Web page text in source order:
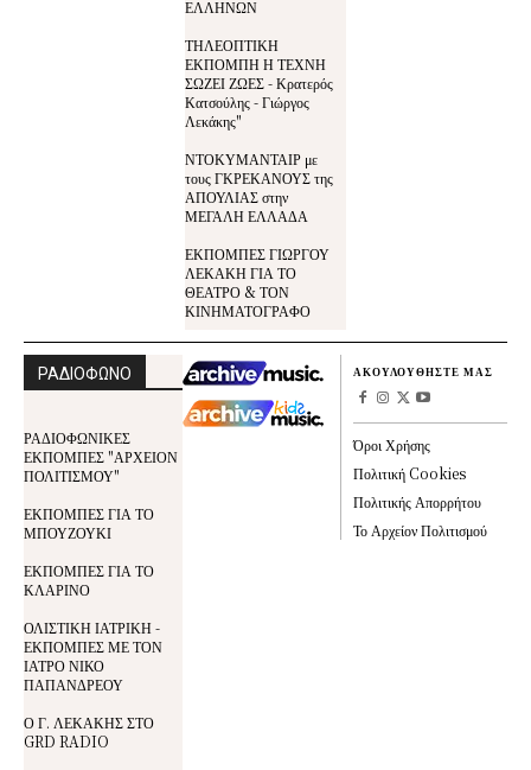
ΕΛΛΗΝΩΝ
ΤΗΛΕΟΠΤΙΚΗ
ΕΚΠΟΜΠΗ Η ΤΕΧΝΗ
ΣΩΖΕΙ ΖΩΕΣ - Κρατερός
Κατσούλης - Γιώργος
Λεκάκης"
ΝΤΟΚΥΜΑΝΤΑΙΡ με
τους ΓΚΡΕΚΑΝΟΥΣ της
ΑΠΟΥΛΙΑΣ στην
ΜΕΓΑΛΗ ΕΛΛΑΔΑ
ΕΚΠΟΜΠΕΣ ΓΙΩΡΓΟΥ
ΛΕΚΑΚΗ ΓΙΑ ΤΟ
ΘΕΑΤΡΟ & ΤΟΝ
ΚΙΝΗΜΑΤΟΓΡΑΦΟ
ΡΑΔΙΟΦΩΝΟ
ΡΑΔΙΟΦΩΝΙΚΕΣ
ΕΚΠΟΜΠΕΣ "ΑΡΧΕΙΟΝ
ΠΟΛΙΤΙΣΜΟΥ"
ΕΚΠΟΜΠΕΣ ΓΙΑ ΤΟ
ΜΠΟΥΖΟΥΚΙ
ΕΚΠΟΜΠΕΣ ΓΙΑ ΤΟ
ΚΛΑΡΙΝΟ
ΟΛΙΣΤΙΚΗ ΙΑΤΡΙΚΗ -
ΕΚΠΟΜΠΕΣ ΜΕ ΤΟΝ
ΙΑΤΡΟ ΝΙΚΟ
ΠΑΠΑΝΔΡΕΟΥ
Ο Γ. ΛΕΚΑΚΗΣ ΣΤΟ
GRD RADIO
ΑΚΟΥΛΟΥΘΗΣΤΕ ΜΑΣ
Όροι Χρήσης
Πολιτική Cookies
Πολιτικής Απορρήτου
Το Αρχείον Πολιτισμού